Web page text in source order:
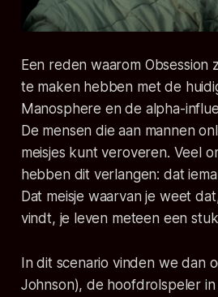
Een reden waarom Obsession
te maken hebben met de
Manosphere en de alpha-
De mensen die aan mannen
meisjes kunt veroveren. Veel
hebben dit verlangen: dat
Dat meisje waarvan je weet
vindt, je leven meteen een
In dit scenario vinden we dan
Johnson), de hoofdrolspeler